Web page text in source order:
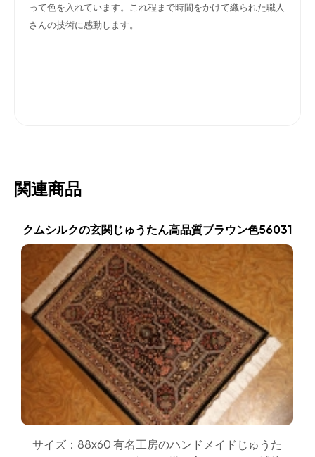
って色を入れています。これ程まで時間をかけて織られた職人
さんの技術に感動します。
関連商品
クムシルクの玄関じゅうたん高品質ブラウン色56031
サイズ：88x60 有名工房のハンドメイドじゅうた